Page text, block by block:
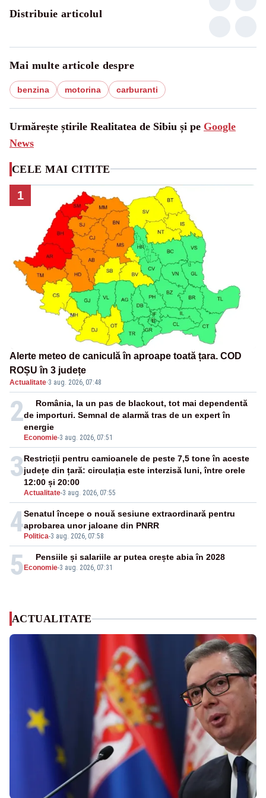
Distribuie articolul
Mai multe articole despre
benzina motorina carburanti
Urmărește știrile Realitatea de Sibiu și pe Google
News
CELE MAI CITITE
1
Alerte meteo de caniculă în aproape toată țara. COD
ROȘU în 3 județe
Actualitate·3 aug. 2026, 07:48
2
Economie-3 aug. 2026, 07:51
România, la un pas de blackout, tot mai dependentă
de importuri. Semnal de alarmă tras de un expert în
energie
3
Actualitate-3 aug. 2026, 07:55
Restricții pentru camioanele de peste 7,5 tone în aceste
județe din țară: circulația este interzisă luni, între orele
12:00 și 20:00
4 Politica-3 aug. 2026, 07:58
Senatul începe o nouă sesiune extraordinară pentru
aprobarea unor jaloane din PNRR
5 Economie-3 aug. 2026, 07:31
Pensiile și salariile ar putea crește abia în 2028
ACTUALITATE